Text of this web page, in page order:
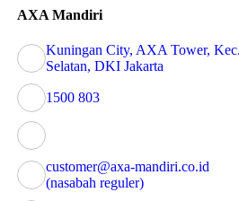
AXA Mandiri
Kuningan City, AXA Tower,
Selatan, DKI Jakarta
1500 803
customer@axa-mandiri.co.id
(nasabah reguler)